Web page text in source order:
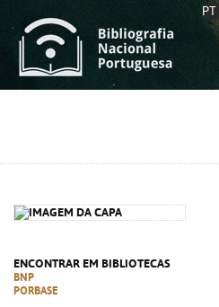
PT
ENCONTRAR EM BIBLIOTECAS
BNP
PORBASE